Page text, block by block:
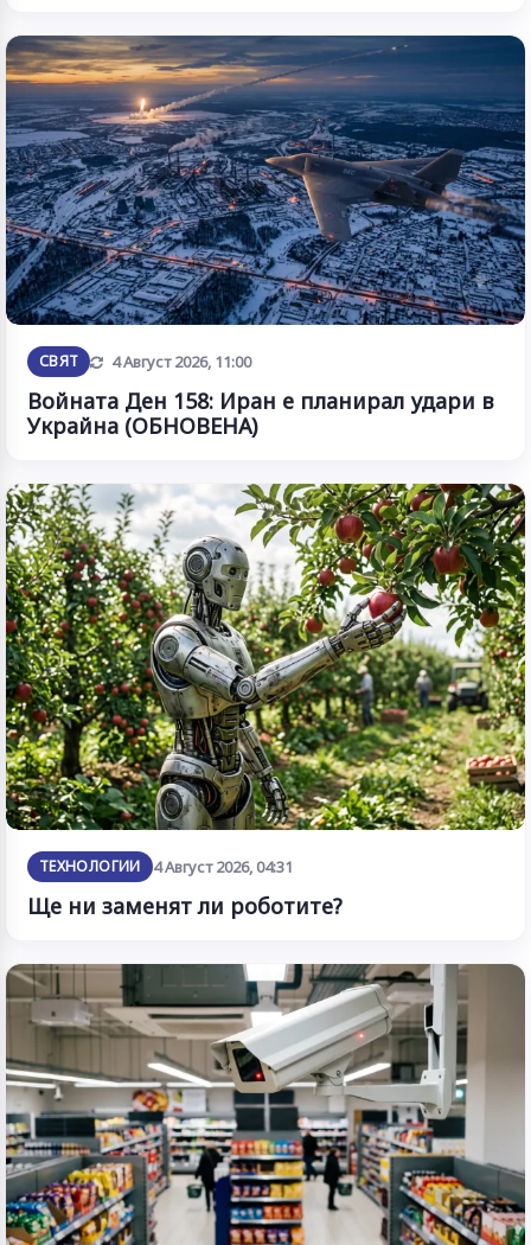
СВЯТ Обновена
4 Август 2026, 11:00
Войната Ден 158: Иран е планирал удари в
Украйна (ОБНОВЕНА)
ТЕХНОЛОГИИ 4 Август 2026, 04:31
Ще ни заменят ли роботите?